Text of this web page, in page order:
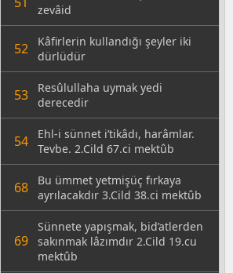
zevâid
52
Kâfirlerin kullandığı şeyler iki
dürlüdür
53
Resûlullaha uymak yedi
derecedir
54
Ehl-i sünnet i’tikâdı, harâmlar.
Tevbe. 2.Cild 67.ci mektûb
68
Bu ümmet yetmişüç fırkaya
ayrılacakdır 3.Cild 38.ci mektûb
69
Sünnete yapışmak, bid’atlerden
sakınmak lâzımdır 2.Cild 19.cu
mektûb